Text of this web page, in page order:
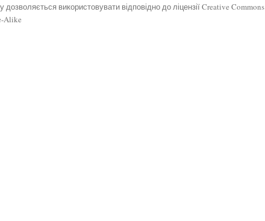
дозволяється використовувати відповідно до ліцензії Creative Commons
Alike